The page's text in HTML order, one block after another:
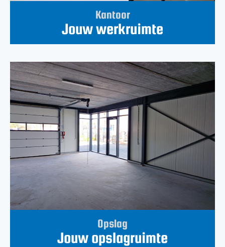
Kantoor
Jouw werkruimte
Opslag
Jouw opslagruimte